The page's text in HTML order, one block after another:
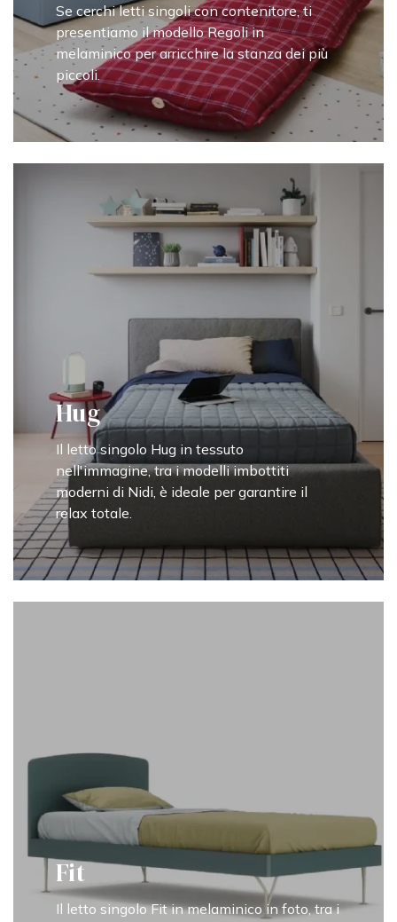
Se cerchi letti singoli con contenitore, ti
presentiamo il modello Regoli in
melaminico per arricchire la stanza dei più
piccoli.
Hug
Il letto singolo Hug in tessuto
nell'immagine, tra i modelli imbottiti
moderni di Nidi, è ideale per garantire il
relax totale.
Fit
Il letto singolo Fit in melaminico in foto, tra i